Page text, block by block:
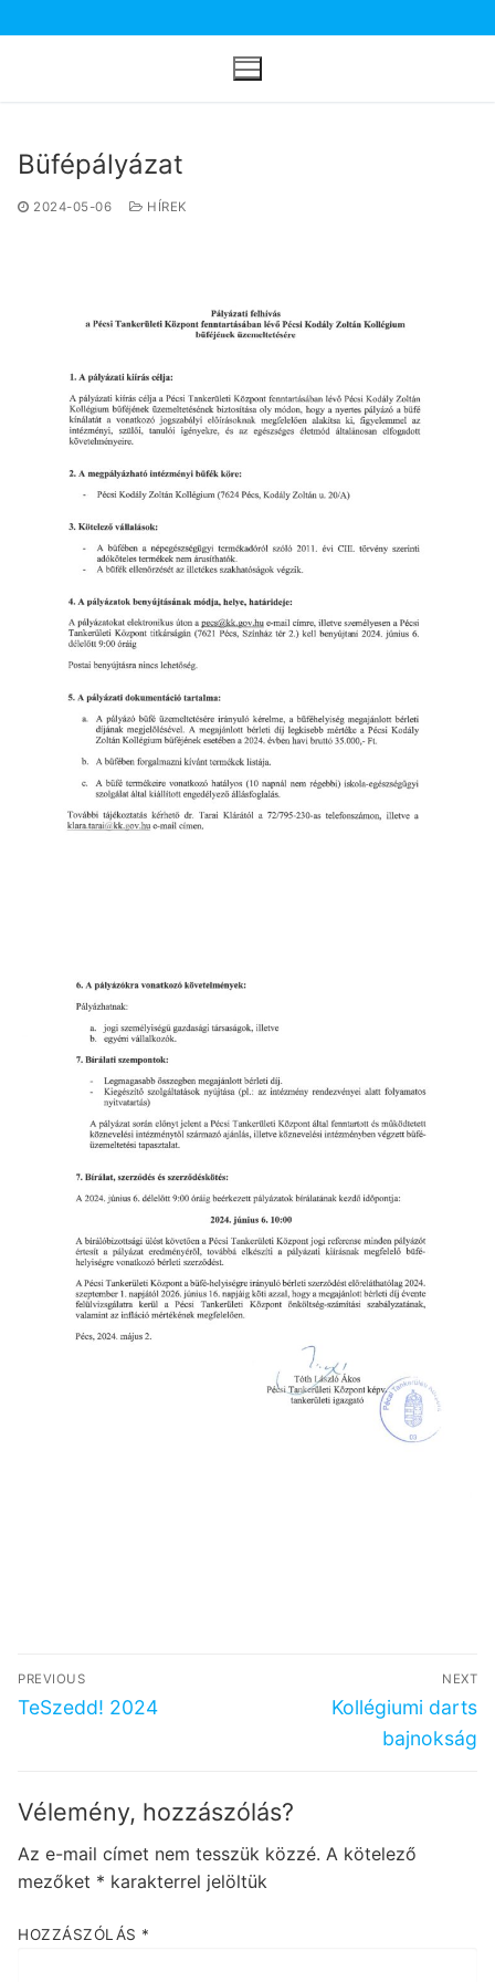
a
Büfépályázat
2024-05-06 HÍREK
Bejegyzés
navigáció
PREVIOUS
Previous
TeSzedd! 2024
NEXT
Next
Kollégiumi darts
bajnokság
Vélemény, hozzászólás?
Az e-mail címet nem tesszük közzé. A kötelező
mezőket * karakterrel jelöltük
HOZZÁSZÓLÁS *